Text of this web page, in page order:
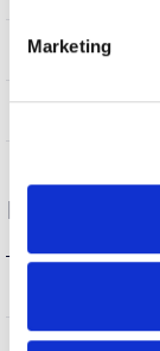
Marketing
Cor do
Desempenho